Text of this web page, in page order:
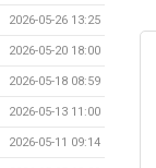
2026-05-26 13:25
2026-05-20 18:00
2026-05-18 08:59
2026-05-13 11:00
2026-05-11 09:14